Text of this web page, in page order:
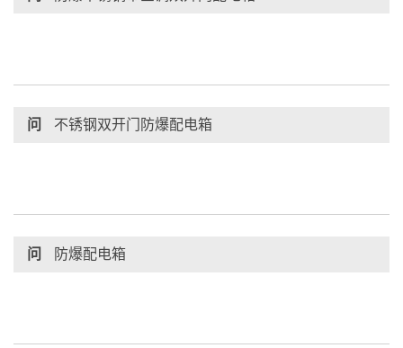
问 不锈钢双开门防爆配电箱
问 防爆配电箱